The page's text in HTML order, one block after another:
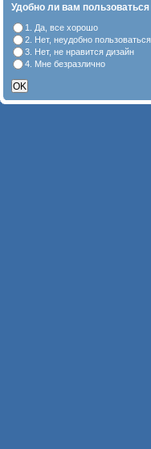
Удобно ли вам
1. Да, все хорошо
2. Нет, неудобно
3. Нет, не нравится дизайн
4. Мне безразлично